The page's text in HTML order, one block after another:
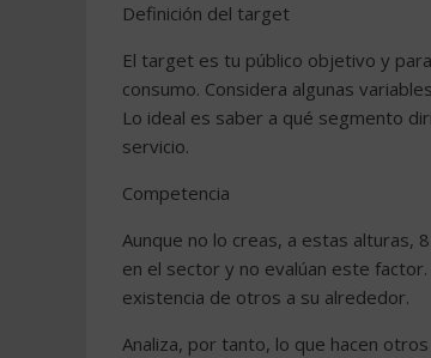
Definición del target
El target es tu público objetivo y
consumo. Considera algunas
Lo ideal es saber a qué segmento
servicio.
Competencia
Aunque no lo creas, a estas alturas,
en el sector y no evalúan este
existencia de otros a su alrededor.
Analiza, por tanto, lo que hacen